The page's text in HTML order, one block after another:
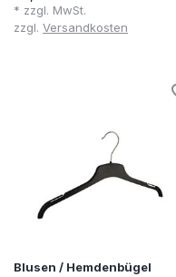
* zzgl. MwSt.
zzgl. Versandkosten
Blusen / Hemdenbügel